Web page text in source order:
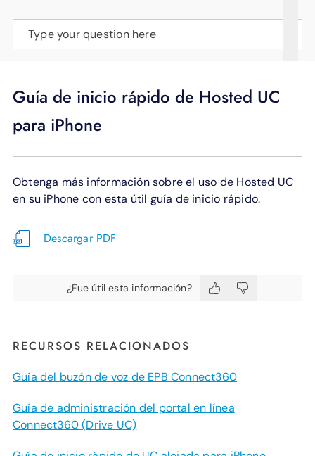
Type your question here
Guía de inicio rápido de Hosted UC
para iPhone
Obtenga más información sobre el uso de Hosted UC
en su iPhone con esta útil guía de inicio rápido.
Descargar PDF
¿Fue útil esta información?
RECURSOS RELACIONADOS
Guía del buzón de voz de EPB Connect360
Guía de administración del portal en línea
Connect360 (Drive UC)